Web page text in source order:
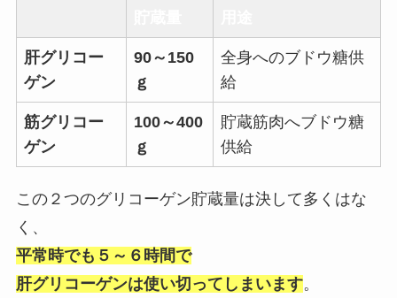
肝グリコー
ゲン
90～150
ｇ
全身へのブドウ糖供
給
筋グリコー
ゲン
100～400
ｇ
貯蔵筋肉へブドウ糖
供給
この２つのグリコーゲン貯蔵量は決して多くはな
く、
平常時でも５～６時間で
肝グリコーゲンは使い切ってしまいます。